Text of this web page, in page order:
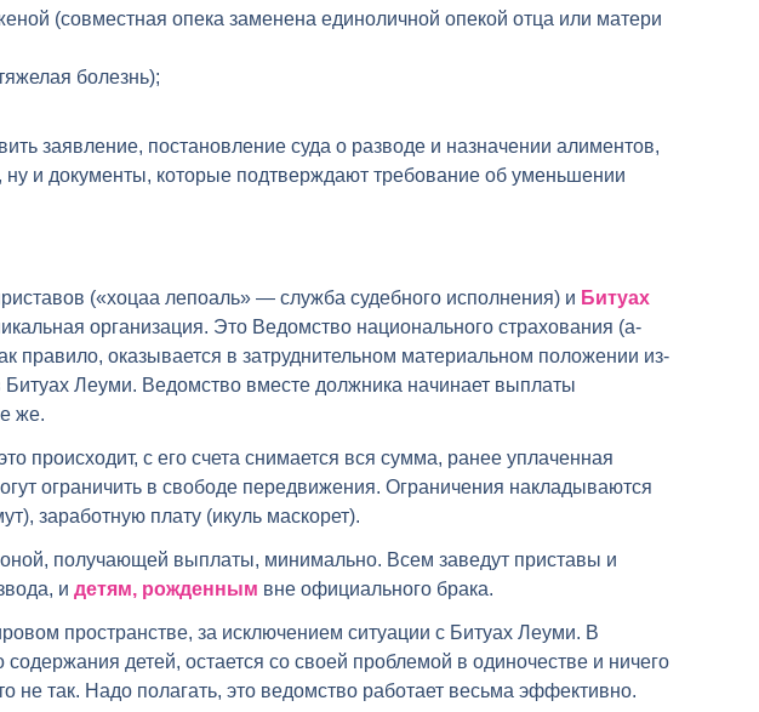
(совместная опека заменена единоличной опекой отца или матери
болезнь);
заявление, постановление суда о разводе и назначении алиментов,
и документы, которые подтверждают требование об уменьшении
(«хоцаа лепоаль» — служба судебного исполнения) и Битуах
организация. Это Ведомство национального страхования (а-
оказывается в затруднительном материальном положении из-
Битуах Леуми. Ведомство вместе должника начинает выплаты
же.
происходит, с его счета снимается вся сумма, ранее уплаченная
ограничить в свободе передвижения. Ограничения накладываются
заработную плату (икуль маскорет).
получающей выплаты, минимально. Всем заведут приставы и
и детям, рожденным вне официального брака.
пространстве, за исключением ситуации с Битуах Леуми. В
детей, остается со своей проблемой в одиночестве и ничего
не так. Надо полагать, это ведомство работает весьма эффективно.